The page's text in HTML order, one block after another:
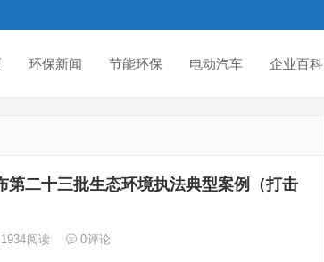
环保新闻 节能环保 电动汽车 企业百科
第二十三批生态环境执法典型案例（打击
1934阅读 0评论